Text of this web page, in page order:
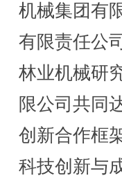
机械集团有
有限责任公
林业机械研
限公司共同
创新合作框
科技创新与